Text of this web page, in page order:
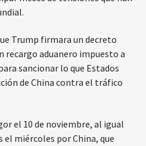
Trump firmara un decreto
recargo aduanero impuesto a
sancionar lo que Estados
de China contra el tráfico
el 10 de noviembre, al igual
el miércoles por China, que